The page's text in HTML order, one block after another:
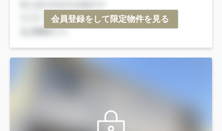
会員登録をして限定物件を見る